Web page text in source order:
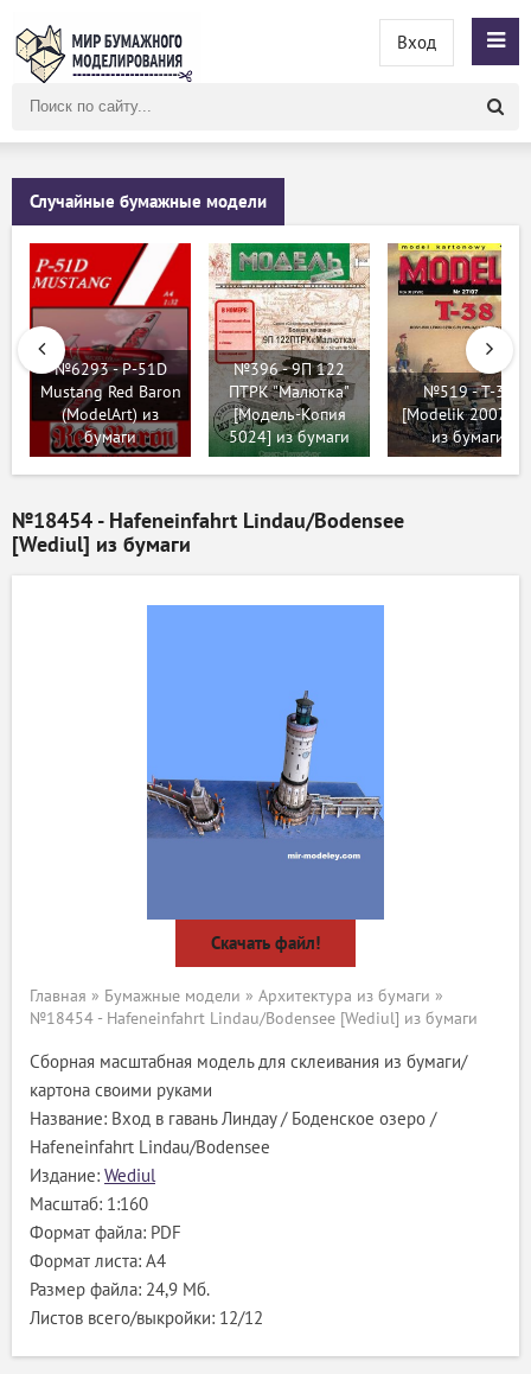
сайту
Вход
Случайные бумажные модели
№6293 - P-51D
Mustang Red Baron
(ModelArt) из
бумаги
№396 - 9П 122
ПТРК "Малютка"
[Модель-Копия
5024] из бумаги
№519 - T-38
[Modelik 2007-
из бумаги
№18454 - Hafeneinfahrt Lindau/Bodensee
[Wediul] из бумаги
Скачать файл!
Главная » Бумажные модели » Архитектура из бумаги »
№18454 - Hafeneinfahrt Lindau/Bodensee [Wediul] из бумаги
Сборная масштабная модель для склеивания из бумаги/
картона своими руками
Название: Вход в гавань Линдау / Боденское озеро /
Hafeneinfahrt Lindau/Bodensee
Издание: Wediul
Масштаб: 1:160
Формат файла: PDF
Формат листа: А4
Размер файла: 24,9 Мб.
Листов всего/выкройки: 12/12